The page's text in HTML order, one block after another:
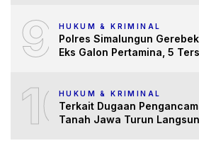
9 HUKUM & KRIMINAL
Polres Simalungun
Eks Galon Pertamina, 5
10HUKUM & KRIMINAL
Terkait Dugaan
Tanah Jawa Turun